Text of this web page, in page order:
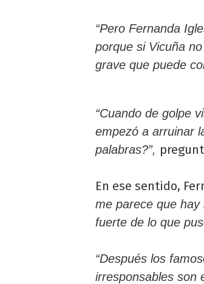
“Pero Fernanda
porque si Vicuña
grave que puede
“Cuando de golpe
empezó a arruinar
palabras?”,
En ese sentido,
me parece que
fuerte de lo que
“Después los
irresponsables son